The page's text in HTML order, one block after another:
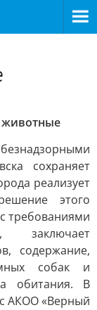
животные
сохраняет
реализует
этого
требованиями
заключает
содержание,
собак и
обитания. В
АКОО «Верный